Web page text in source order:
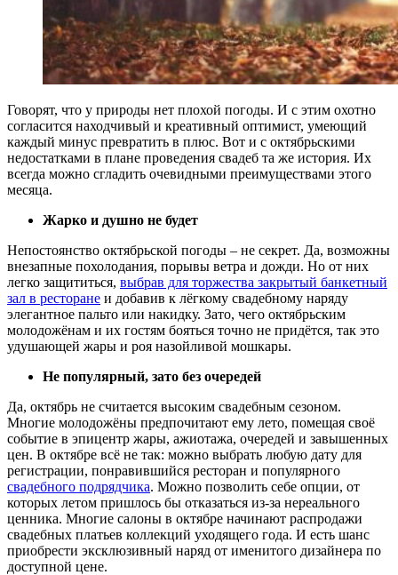
Говорят, что у природы нет плохой погоды. И с этим охотно
согласится находчивый и креативный оптимист, умеющий
каждый минус превратить в плюс. Вот и с октябрьскими
недостатками в плане проведения свадеб та же история. Их
всегда можно сгладить очевидными преимуществами этого
месяца.
Жарко и душно не будет
Непостоянство октябрьской погоды – не секрет. Да, возможны
внезапные похолодания, порывы ветра и дожди. Но от них
легко защититься, выбрав для торжества закрытый банкетный
зал в ресторане и добавив к лёгкому свадебному наряду
элегантное пальто или накидку. Зато, чего октябрьским
молодожёнам и их гостям бояться точно не придётся, так это
удушающей жары и роя назойливой мошкары.
Не популярный, зато без очередей
Да, октябрь не считается высоким свадебным сезоном.
Многие молодожёны предпочитают ему лето, помещая своё
событие в эпицентр жары, ажиотажа, очередей и завышенных
цен. В октябре всё не так: можно выбрать любую дату для
регистрации, понравившийся ресторан и популярного
свадебного подрядчика. Можно позволить себе опции, от
которых летом пришлось бы отказаться из-за нереального
ценника. Многие салоны в октябре начинают распродажи
свадебных платьев коллекций уходящего года. И есть шанс
приобрести эксклюзивный наряд от именитого дизайнера по
доступной цене.